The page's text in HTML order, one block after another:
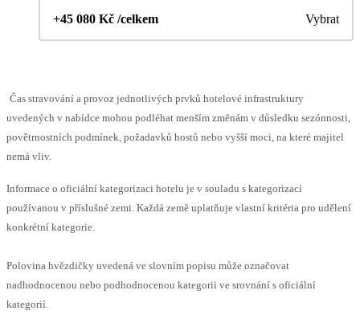
+45 080 Kč /celkem Vybrat
Čas stravování a provoz jednotlivých prvků hotelové infrastruktury
uvedených v nabídce mohou podléhat menším změnám v důsledku sezónnosti,
povětrnostních podmínek, požadavků hostů nebo vyšší moci, na které majitel
nemá vliv.
Informace o oficiální kategorizaci hotelu je v souladu s kategorizací
používanou v příslušné zemi. Každá země uplatňuje vlastní kritéria pro udělení
konkrétní kategorie.
Polovina hvězdičky uvedená ve slovním popisu může označovat
nadhodnocenou nebo podhodnocenou kategorii ve srovnání s oficiální
kategorií.